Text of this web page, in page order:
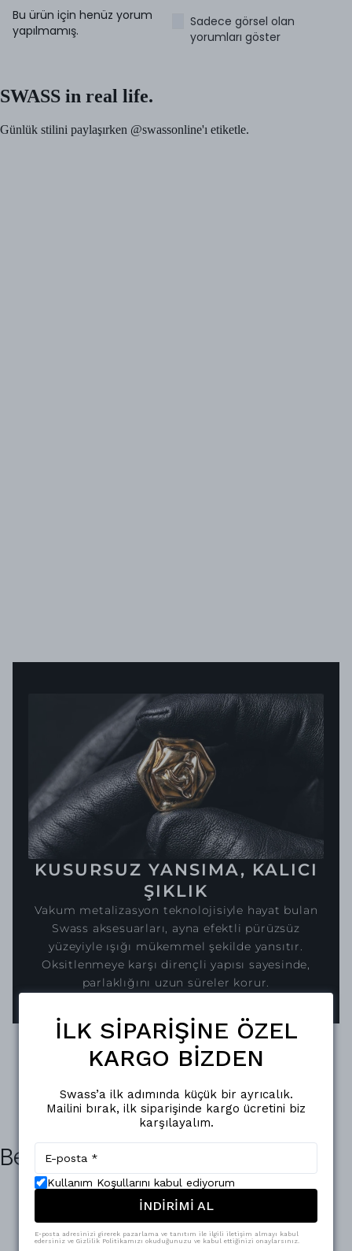
Bu ürün için henüz yorum
yapılmamış.
Sadece görsel olan
yorumları göster
KUSURSUZ YANSIMA, KALICI
ŞIKLIK
Vakum metalizasyon teknolojisiyle hayat bulan
Swass aksesuarları, ayna efektli pürüzsüz
yüzeyiyle ışığı mükemmel şekilde yansıtır.
Oksitlenmeye karşı dirençli yapısı sayesinde,
parlaklığını uzun süreler korur.
Benzer Ürünler
İLK SİPARİŞİNE ÖZEL
KARGO BİZDEN
Swass’a ilk adımında küçük bir ayrıcalık.
Mailini bırak, ilk siparişinde kargo ücretini biz
karşılayalım.
Kullanım Koşullarını kabul ediyorum
İNDİRİMİ AL
E-posta adresinizi girerek pazarlama ve tanıtım ile ilgili iletişim almayı kabul
edersiniz ve Gizlilik Politikamızı okuduğunuzu ve kabul ettiğinizi onaylarsınız.